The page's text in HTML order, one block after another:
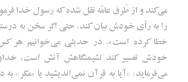
می‌کند و از طُرق عامّه نقل شده که رسول خدا
را به رأی خودش بیان کند، حتی اگر سخن به
خطا کرده است». در حدیثی می‌خوانیم هر
خودش تفسیر کند نشیمنگاهش آتش است،
می‌فرماید: «آیا به قرآن نمی‌اندیشید یا «مگر»